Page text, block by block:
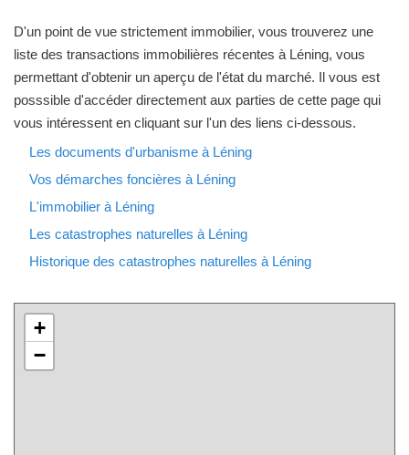
D'un point de vue strictement immobilier, vous trouverez une
liste des transactions immobilières récentes à Léning, vous
permettant d'obtenir un aperçu de l'état du marché. Il vous est
posssible d'accéder directement aux parties de cette page qui
vous intéressent en cliquant sur l'un des liens ci-dessous.
Les documents d'urbanisme à Léning
Vos démarches foncières à Léning
L'immobilier à Léning
Les catastrophes naturelles à Léning
Historique des catastrophes naturelles à Léning
+
−